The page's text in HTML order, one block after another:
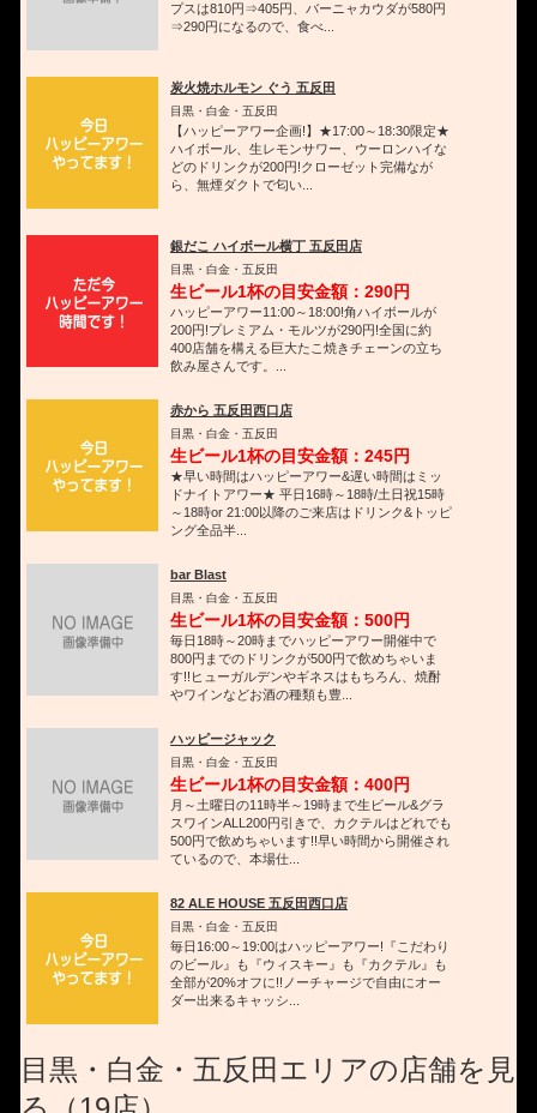
プスは810円⇒405円、バーニャカウダが580円
⇒290円になるので、食べ...
炭火焼ホルモン ぐう 五反田
目黒・白金・五反田
【ハッピーアワー企画!】★17:00～18:30限定★
ハイボール、生レモンサワー、ウーロンハイな
どのドリンクが200円!クローゼット完備なが
ら、無煙ダクトで匂い...
銀だこ ハイボール横丁 五反田店
目黒・白金・五反田
生ビール1杯の目安金額：290円
ハッピーアワー11:00～18:00!角ハイボールが
200円!プレミアム・モルツが290円!全国に約
400店舗を構える巨大たこ焼きチェーンの立ち
飲み屋さんです。...
赤から 五反田西口店
目黒・白金・五反田
生ビール1杯の目安金額：245円
★早い時間はハッピーアワー&遅い時間はミッ
ドナイトアワー★ 平日16時～18時/土日祝15時
～18時or 21:00以降のご来店はドリンク&トッピ
ング全品半...
bar Blast
目黒・白金・五反田
生ビール1杯の目安金額：500円
毎日18時～20時までハッピーアワー開催中で
800円までのドリンクが500円で飲めちゃいま
す!!ヒューガルデンやギネスはもちろん、焼酎
やワインなどお酒の種類も豊...
ハッピージャック
目黒・白金・五反田
生ビール1杯の目安金額：400円
月～土曜日の11時半～19時まで生ビール&グラ
スワインALL200円引きで、カクテルはどれでも
500円で飲めちゃいます!!早い時間から開催され
ているので、本場仕...
82 ALE HOUSE 五反田西口店
目黒・白金・五反田
毎日16:00～19:00はハッピーアワー!『こだわり
のビール』も『ウィスキー』も『カクテル』も
全部が20%オフに!!ノーチャージで自由にオー
ダー出来るキャッシ...
目黒・白金・五反田エリアの店舗を見